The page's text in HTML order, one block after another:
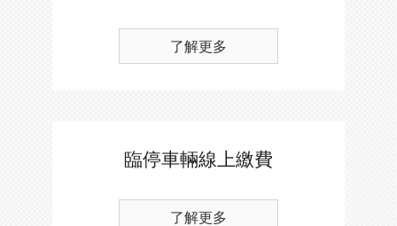
了解更多
臨停車輛線上繳費
了解更多